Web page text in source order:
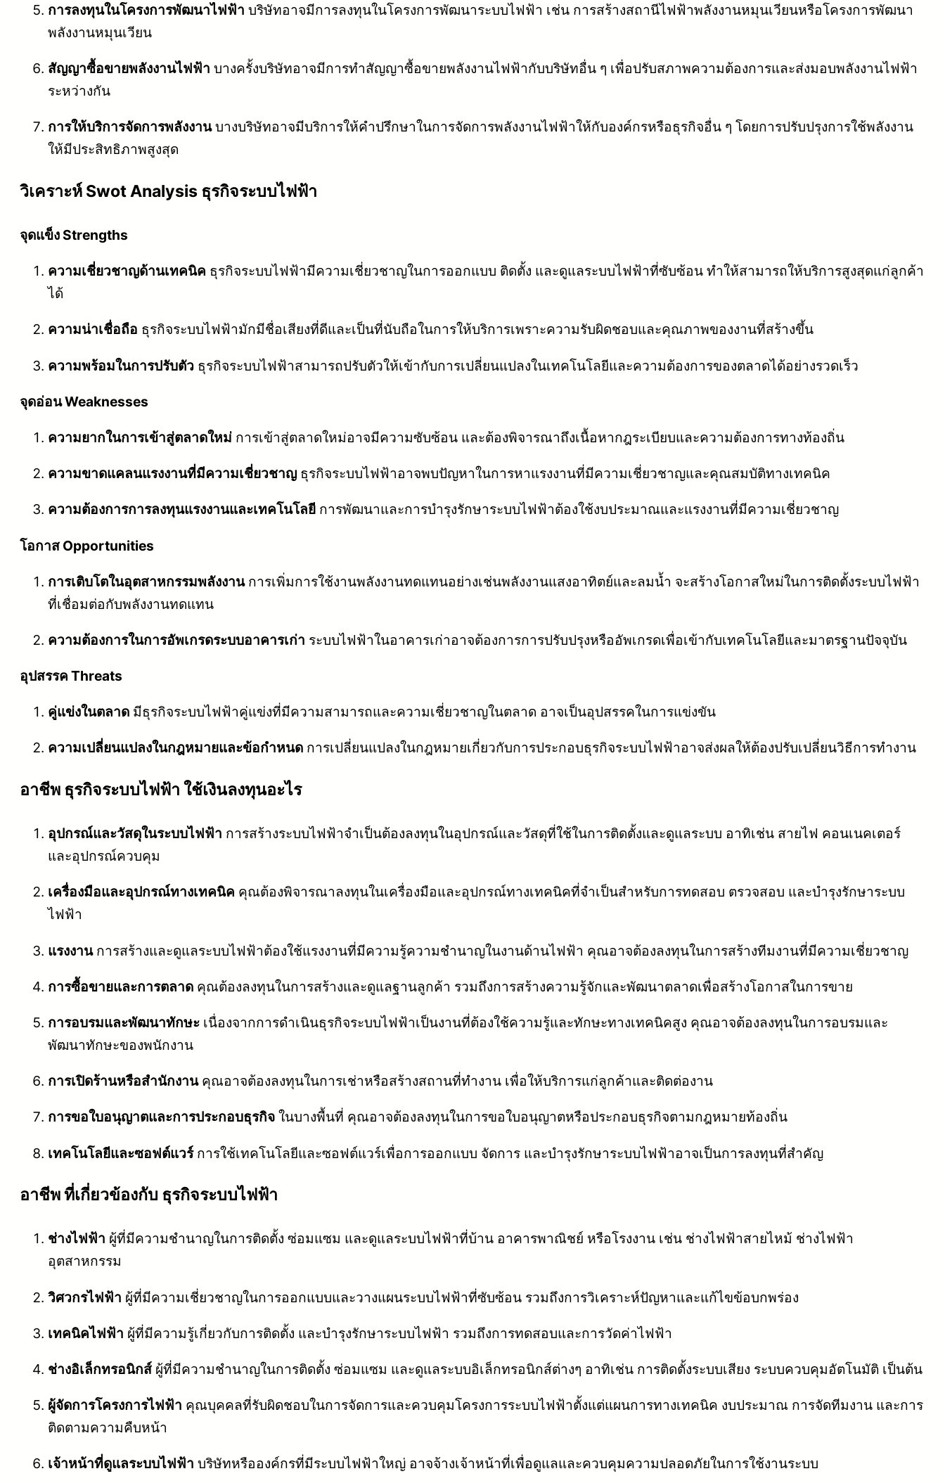
การลงทุนในโครงการพัฒนาไฟฟ้า บริษัทอาจมีการลงทุนในโครงการพัฒนาระบบไฟฟ้า เช่น การสร้างสถานีไฟฟ้าพลังงานหมุนเวียนหรือโครงการพัฒนา
พลังงานหมุนเวียน
สัญญาซื้อขายพลังงานไฟฟ้า บางครั้งบริษัทอาจมีการทำสัญญาซื้อขายพลังงานไฟฟ้ากับบริษัทอื่น ๆ เพื่อปรับสภาพความต้องการและส่งมอบพลังงานไฟฟ้า
ระหว่างกัน
การให้บริการจัดการพลังงานบางบริษัทอาจมีบริการให้คำปรึกษาในการจัดการพลังงานไฟฟ้าให้กับองค์กรหรือธุรกิจอื่น ๆ โดยการปรับปรุงการใช้พลังงาน
ให้มีประสิทธิภาพสูงสุด
วิเคราะห์ Swot Analysis ธุรกิจระบบไฟฟ้า
จุดแข็ง Strengths
ความเชี่ยวชาญด้านเทคนิค ธุรกิจระบบไฟฟ้ามีความเชี่ยวชาญในการออกแบบ ติดตั้ง และดูแลระบบไฟฟ้าที่ซับซ้อน ทำให้สามารถให้บริการสูงสุดแก่ลูกค้า
ได้
ความน่าเชื่อถือ ธุรกิจระบบไฟฟ้ามักมีชื่อเสียงที่ดีและเป็นที่นับถือในการให้บริการเพราะความรับผิดชอบและคุณภาพของงานที่สร้างขึ้น
ความพร้อมในการปรับตัว ธุรกิจระบบไฟฟ้าสามารถปรับตัวให้เข้ากับการเปลี่ยนแปลงในเทคโนโลยีและความต้องการของตลาดได้อย่างรวดเร็ว
จุดอ่อน Weaknesses
ความยากในการเข้าสู่ตลาดใหม่ การเข้าสู่ตลาดใหม่อาจมีความซับซ้อน และต้องพิจารณาถึงเนื้อหากฎระเบียบและความต้องการทางท้องถิ่น
ความขาดแคลนแรงงานที่มีความเชี่ยวชาญ ธุรกิจระบบไฟฟ้าอาจพบปัญหาในการหาแรงงานที่มีความเชี่ยวชาญและคุณสมบัติทางเทคนิค
ความต้องการการลงทุนแรงงานและเทคโนโลยี การพัฒนาและการบำรุงรักษาระบบไฟฟ้าต้องใช้งบประมาณและแรงงานที่มีความเชี่ยวชาญ
โอกาส Opportunities
การเติบโตในอุตสาหกรรมพลังงานการเพิ่มการใช้งานพลังงานทดแทนอย่างเช่นพลังงานแสงอาทิตย์และลมน้ำ จะสร้างโอกาสใหม่ในการติดตั้งระบบไฟฟ้า
ที่เชื่อมต่อกับพลังงานทดแทน
ความต้องการในการอัพเกรดระบบอาคารเก่า ระบบไฟฟ้าในอาคารเก่าอาจต้องการการปรับปรุงหรืออัพเกรดเพื่อเข้ากับเทคโนโลยีและมาตรฐานปัจจุบัน
อุปสรรค Threats
คู่แข่งในตลาด มีธุรกิจระบบไฟฟ้าคู่แข่งที่มีความสามารถและความเชี่ยวชาญในตลาด อาจเป็นอุปสรรคในการแข่งขัน
ความเปลี่ยนแปลงในกฎหมายและข้อกำหนด การเปลี่ยนแปลงในกฎหมายเกี่ยวกับการประกอบธุรกิจระบบไฟฟ้าอาจส่งผลให้ต้องปรับเปลี่ยนวิธีการทำงาน
อาชีพ ธุรกิจระบบไฟฟ้า ใช้เงินลงทุนอะไร
อุปกรณ์และวัสดุในระบบไฟฟ้า การสร้างระบบไฟฟ้าจำเป็นต้องลงทุนในอุปกรณ์และวัสดุที่ใช้ในการติดตั้งและดูแลระบบ อาทิเช่น สายไฟ คอนเนคเตอร์
และอุปกรณ์ควบคุม
เครื่องมือและอุปกรณ์ทางเทคนิค คุณต้องพิจารณาลงทุนในเครื่องมือและอุปกรณ์ทางเทคนิคที่จำเป็นสำหรับการทดสอบ ตรวจสอบ และบำรุงรักษาระบบ
ไฟฟ้า
แรงงานการสร้างและดูแลระบบไฟฟ้าต้องใช้แรงงานที่มีความรู้ความชำนาญในงานด้านไฟฟ้า คุณอาจต้องลงทุนในการสร้างทีมงานที่มีความเชี่ยวชาญ
การซื้อขายและการตลาด คุณต้องลงทุนในการสร้างและดูแลฐานลูกค้า รวมถึงการสร้างความรู้จักและพัฒนาตลาดเพื่อสร้างโอกาสในการขาย
การอบรมและพัฒนาทักษะ เนื่องจากการดำเนินธุรกิจระบบไฟฟ้าเป็นงานที่ต้องใช้ความรู้และทักษะทางเทคนิคสูง คุณอาจต้องลงทุนในการอบรมและ
พัฒนาทักษะของพนักงาน
การเปิดร้านหรือสำนักงานคุณอาจต้องลงทุนในการเช่าหรือสร้างสถานที่ทำงาน เพื่อให้บริการแก่ลูกค้าและติดต่องาน
การขอใบอนุญาตและการประกอบธุรกิจ ในบางพื้นที่ คุณอาจต้องลงทุนในการขอใบอนุญาตหรือประกอบธุรกิจตามกฎหมายท้องถิ่น
เทคโนโลยีและซอฟต์แวร์การใช้เทคโนโลยีและซอฟต์แวร์เพื่อการออกแบบ จัดการ และบำรุงรักษาระบบไฟฟ้าอาจเป็นการลงทุนที่สำคัญ
อาชีพ ที่เกี่ยวข้องกับ ธุรกิจระบบไฟฟ้า
ช่างไฟฟ้า ผู้ที่มีความชำนาญในการติดตั้ง ซ่อมแซม และดูแลระบบไฟฟ้าที่บ้าน อาคารพาณิชย์ หรือโรงงาน เช่น ช่างไฟฟ้าสายไหม้ ช่างไฟฟ้า
อุตสาหกรรม
วิศวกรไฟฟ้า ผู้ที่มีความเชี่ยวชาญในการออกแบบและวางแผนระบบไฟฟ้าที่ซับซ้อน รวมถึงการวิเคราะห์ปัญหาและแก้ไขข้อบกพร่อง
เทคนิคไฟฟ้า ผู้ที่มีความรู้เกี่ยวกับการติดตั้ง และบำรุงรักษาระบบไฟฟ้า รวมถึงการทดสอบและการวัดค่าไฟฟ้า
ช่างอิเล็กทรอนิกส์ ผู้ที่มีความชำนาญในการติดตั้ง ซ่อมแซม และดูแลระบบอิเล็กทรอนิกส์ต่างๆ อาทิเช่น การติดตั้งระบบเสียง ระบบควบคุมอัตโนมัติ เป็นต้น
ผู้จัดการโครงการไฟฟ้า คุณบุคคลที่รับผิดชอบในการจัดการและควบคุมโครงการระบบไฟฟ้าตั้งแต่แผนการทางเทคนิค งบประมาณ การจัดทีมงาน และการ
ติดตามความคืบหน้า
เจ้าหน้าที่ดูแลระบบไฟฟ้า บริษัทหรือองค์กรที่มีระบบไฟฟ้าใหญ่ อาจจ้างเจ้าหน้าที่เพื่อดูแลและควบคุมความปลอดภัยในการใช้งานระบบ